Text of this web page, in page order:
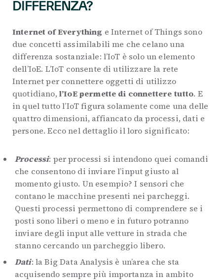
DIFFERENZA?
Internet of Everything e Internet of Things sono
due concetti assimilabili me che celano una
differenza sostanziale: l’IoT è solo un elemento
dell’IoE. L’IoT consente di utilizzare la rete
Internet per connettere oggetti di utilizzo
quotidiano, l’IoE permette di connettere tutto. E
in quel tutto l’IoT figura solamente come una delle
quattro dimensioni, affiancato da processi, dati e
persone. Ecco nel dettaglio il loro significato:
Processi: per processi si intendono quei comandi
che consentono di inviare l’input giusto al
momento giusto. Un esempio? I sensori che
contano le macchine presenti nei parcheggi.
Questi processi permettono di comprendere se i
posti sono liberi o meno e in futuro potranno
inviare degli input alle vetture in strada che
stanno cercando un parcheggio libero.
Dati: la Big Data Analysis è un’area che sta
acquisendo sempre più importanza in ambito